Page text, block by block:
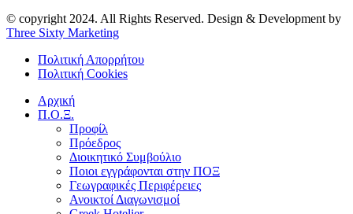
© copyright 2024. All Rights Reserved. Design & Development by
Three Sixty Marketing
Πολιτική Απορρήτου
Πολιτική Cookies
Αρχική
Π.Ο.Ξ.
Προφίλ
Πρόεδρος
Διοικητικό Συμβούλιο
Ποιοι εγγράφονται στην ΠΟΞ
Γεωγραφικές Περιφέρειες
Ανοικτοί Διαγωνισμoί